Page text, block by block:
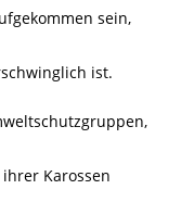
sein,
ist.
Karossen